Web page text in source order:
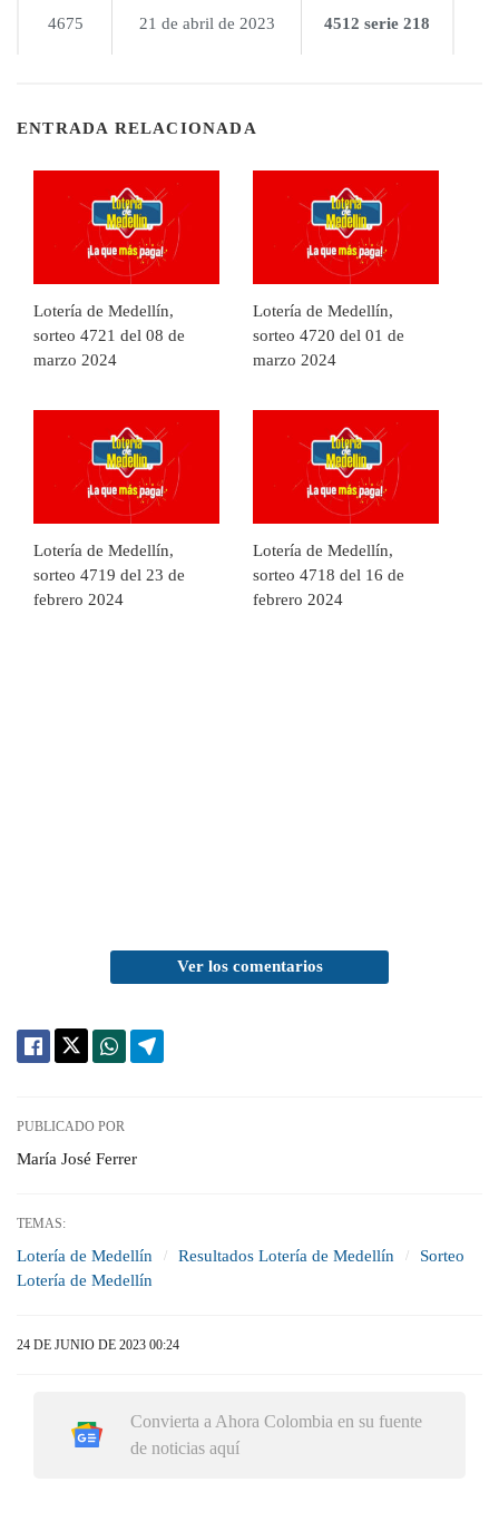
4675 21 de abril de 2023 4512 serie 218
ENTRADA RELACIONADA
Lotería de Medellín,
sorteo 4721 del 08 de
marzo 2024
Lotería de Medellín,
sorteo 4720 del 01 de
marzo 2024
Lotería de Medellín,
sorteo 4719 del 23 de
febrero 2024
Lotería de Medellín,
sorteo 4718 del 16 de
febrero 2024
Ver los comentarios
PUBLICADO POR
María José Ferrer
TEMAS:
Lotería de Medellín Resultados Lotería de Medellín
Sorteo
Lotería de Medellín
24 DE JUNIO DE 2023 00:24
Convierta a Ahora Colombia en su fuente
de noticias aquí